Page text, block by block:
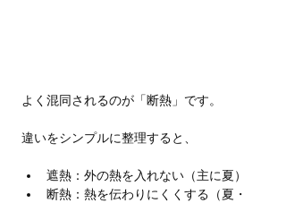
よく混同されるのが「断熱」です。
違いをシンプルに整理すると、
遮熱：外の熱を入れない（主に夏）
断熱：熱を伝わりにくくする（夏・